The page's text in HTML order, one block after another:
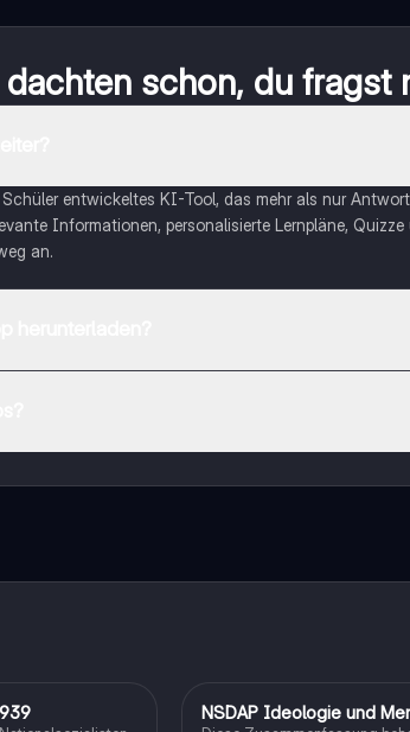
schon, du fragst
entwickeltes KI-Tool, das mehr als nur
Informationen, personalisierte Lernpläne,
an.
Geschichte
NSDAP Ideologie und